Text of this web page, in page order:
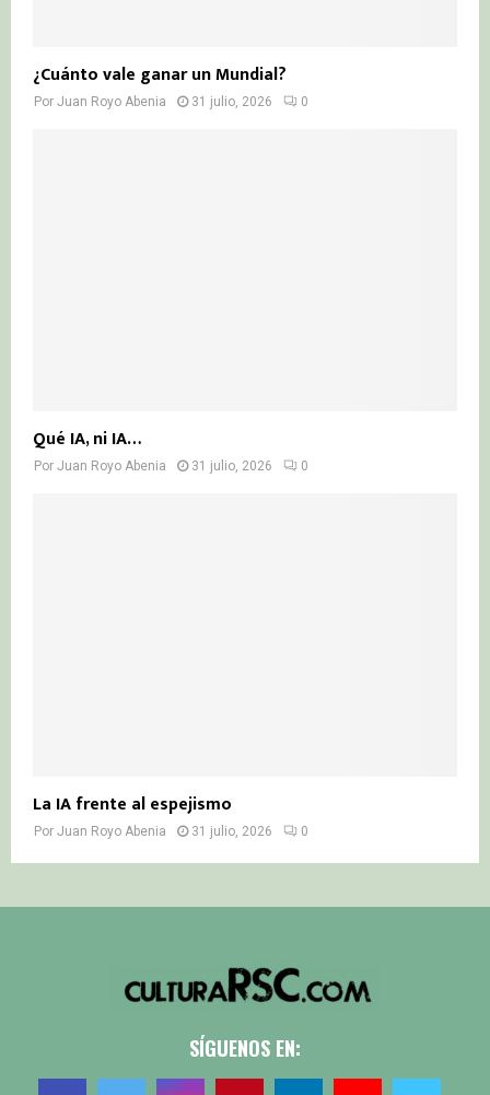
¿Cuánto vale ganar un Mundial?
Por Juan Royo Abenia 31 julio, 2026 0
Qué IA, ni IA…
Por Juan Royo Abenia 31 julio, 2026 0
La IA frente al espejismo
Por Juan Royo Abenia 31 julio, 2026 0
SÍGUENOS EN: